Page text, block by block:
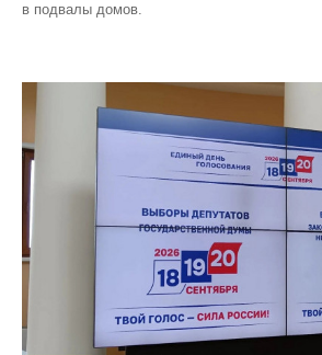
в подвалы домов.